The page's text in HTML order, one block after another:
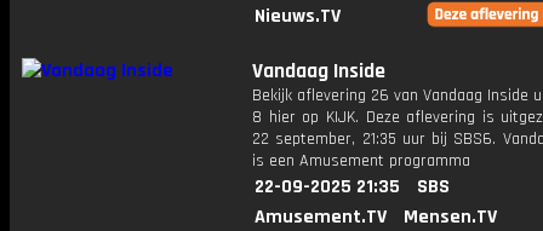
Nieuws.TV
Vandaag Inside
Bekijk aflevering 26 van Vandaag Inside
8 hier op KIJK. Deze aflevering is
22 september, 21:35 uur bij SBS6.
is een Amusement programma
22-09-2025 21:35
SBS
Amusement.TV
Mensen.TV